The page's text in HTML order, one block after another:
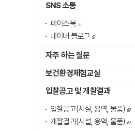
SNS 소통
페이스북
네이버 블로그
자주 하는 질문
보건환경체험교실
입찰공고 및 개찰결과
입찰공고(시설, 용역, 물품)
개찰결과(시설, 용역, 물품)